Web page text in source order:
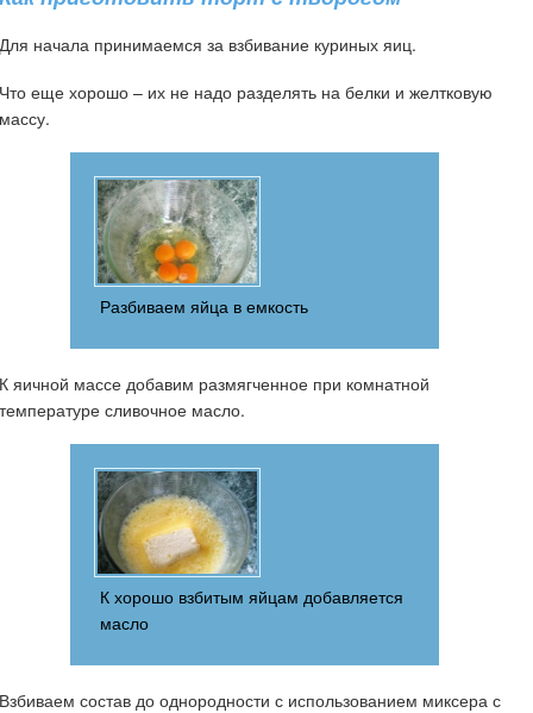
Для начала принимаемся за взбивание куриных яиц.
Что еще хорошо – их не надо разделять на белки и желтковую
массу.
Разбиваем яйца в емкость
К яичной массе добавим размягченное при комнатной
температуре сливочное масло.
К хорошо взбитым яйцам добавляется
масло
Взбиваем состав до однородности с использованием миксера с